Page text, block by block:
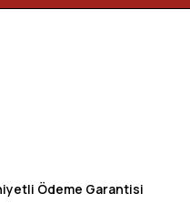
Ödeme Garantisi